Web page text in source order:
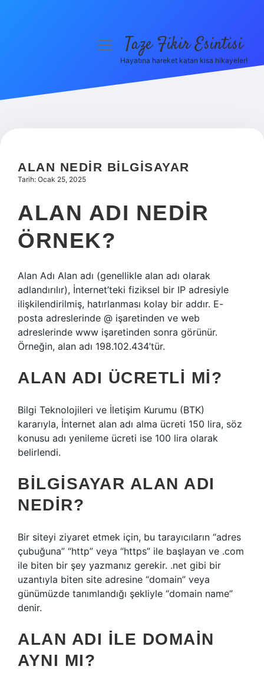
Hakkımızda
menüyüTaze Fikir Esintisi
Hayatına hareket katan kısa hikayeler!
ALAN NEDIR BILGISAYAR
Tarih: Ocak 25, 2025
ALAN ADI NEDIR
ÖRNEK?
Alan Adı Alan adı (genellikle alan adı olarak
adlandırılır), İnternet’teki fiziksel bir IP adresiyle
ilişkilendirilmiş, hatırlanması kolay bir addır. E-
posta adreslerinde @ işaretinden ve web
adreslerinde www işaretinden sonra görünür.
Örneğin, alan adı 198.102.434’tür.
ALAN ADI ÜCRETLI MI?
Bilgi Teknolojileri ve İletişim Kurumu (BTK)
kararıyla, İnternet alan adı alma ücreti 150 lira, söz
konusu adı yenileme ücreti ise 100 lira olarak
belirlendi.
BILGISAYAR ALAN ADI
NEDIR?
Bir siteyi ziyaret etmek için, bu tarayıcıların “adres
çubuğuna” “http” veya “https” ile başlayan ve .com
ile biten bir şey yazmanız gerekir. .net gibi bir
uzantıyla biten site adresine “domain” veya
günümüzde tanımlandığı şekliyle “domain name”
denir.
ALAN ADI ILE DOMAIN
AYNI MI?